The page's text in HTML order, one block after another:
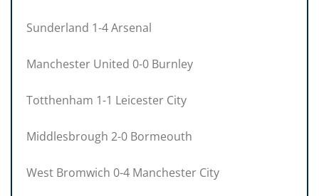
Sunderland 1-4 Arsenal
Manchester United 0-0 Burnley
Totthenham 1-1 Leicester City
Middlesbrough 2-0 Bormeouth
West Bromwich 0-4 Manchester City